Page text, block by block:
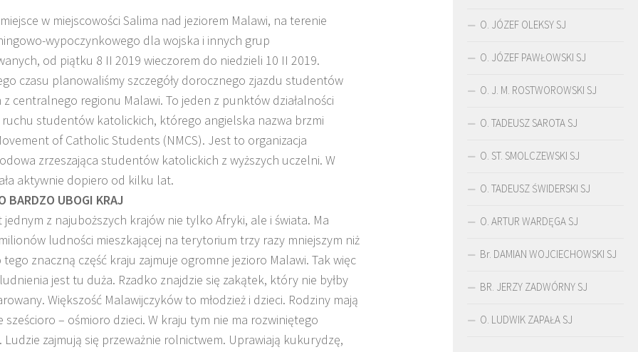
w miejscowości Salima nad jeziorem Malawi, na terenie
wypoczynkowego dla wojska i innych grup
od piątku 8 II 2019 wieczorem do niedzieli 10 II 2019.
czasu planowaliśmy szczegóły dorocznego zjazdu studentów
centralnego regionu Malawi. To jeden z punktów działalności
ruchu studentów katolickich, którego angielska nazwa brzmi
of Catholic Students (NMCS). Jest to organizacja
zrzeszająca studentów katolickich z wyższych uczelni. W
aktywnie dopiero od kilku lat.
BARDZO UBOGI KRAJ
jednym z najuboższych krajów nie tylko Afryki, ale i świata. Ma
ludności mieszkającej na terytorium trzy razy mniejszym niż
tego znaczną część kraju zajmuje ogromne jezioro Malawi. Tak więc
jest tu duża. Rzadko znajdzie się zakątek, który nie byłby
Większość Malawijczyków to młodzież i dzieci. Rodziny mają
sześcioro – ośmioro dzieci. W kraju tym nie ma rozwiniętego
Ludzie zajmują się przeważnie rolnictwem. Uprawiają kukurydzę,
DUCHOWOŚĆ
O. TADEUSZ SAROTA
SJ
O. ARTUR WARDĘGA
SJ
O. JÓZEF OLEKSY SJ
O. JÓZEF PAWŁOWSKI SJ
O. J. M. ROSTWOROWSKI SJ
O. TADEUSZ SAROTA SJ
O. ST. SMOLCZEWSKI SJ
O. TADEUSZ ŚWIDERSKI SJ
O. ARTUR WARDĘGA SJ
Br. DAMIAN WOJCIECHOWSKI SJ
BR. JERZY ZADWÓRNY SJ
O. LUDWIK ZAPAŁA SJ